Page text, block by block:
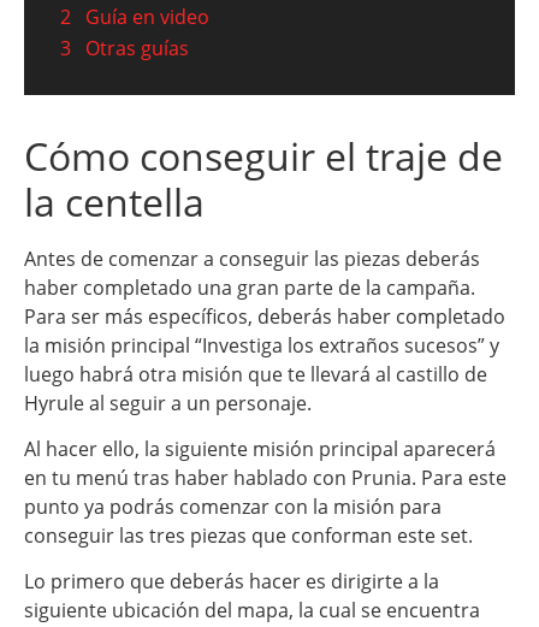
2 Guía en video
3 Otras guías
Cómo conseguir el traje de
la centella
Antes de comenzar a conseguir las piezas deberás
haber completado una gran parte de la campaña.
Para ser más específicos, deberás haber completado
la misión principal “Investiga los extraños sucesos” y
luego habrá otra misión que te llevará al castillo de
Hyrule al seguir a un personaje.
Al hacer ello, la siguiente misión principal aparecerá
en tu menú tras haber hablado con Prunia. Para este
punto ya podrás comenzar con la misión para
conseguir las tres piezas que conforman este set.
Lo primero que deberás hacer es dirigirte a la
siguiente ubicación del mapa, la cual se encuentra